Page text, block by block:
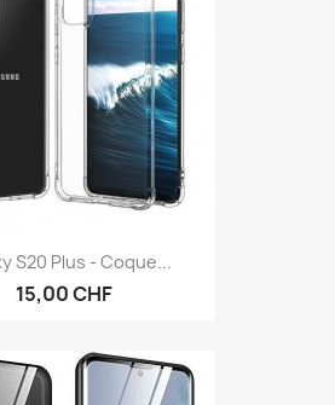
S20 Plus - Coque...
15,00 CHF